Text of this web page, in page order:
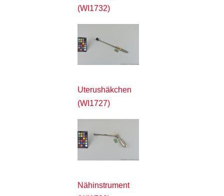
(WI1732)
Uterushäkchen
(WI1727)
Nähinstrument